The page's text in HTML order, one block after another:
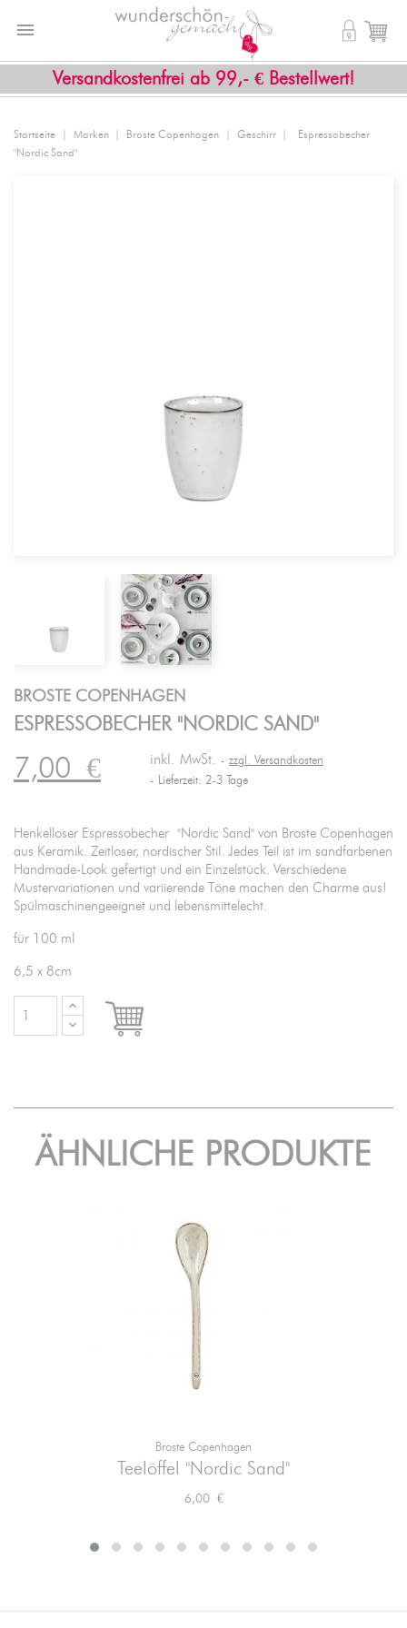
Versandkostenfrei ab 99,- € Bestellwert!
 shopping_cart

Startseite Marken Broste Copenhagen Geschirr
Espressobecher
"Nordic Sand"
BROSTE COPENHAGEN
ESPRESSOBECHER "NORDIC SAND"
7,00€ inkl. MwSt.
zzgl. Versandkosten
Lieferzeit: 2-3 Tage
Henkelloser Espressobecher "Nordic Sand" von Broste Copenhagen
aus Keramik. Zeitloser, nordischer Stil. Jedes Teil ist im sandfarbenen
Handmade-Look gefertigt und ein Einzelstück. Verschiedene
Mustervariationen und variierende Töne machen den Charme aus!
Spülmaschinengeeignet und lebensmittelecht.
für 100 ml
6,5 x 8cm

ÄHNLICHE PRODUKTE
Broste Copenhagen
Teelöffel "Nordic Sand"
Preis
6,00 €